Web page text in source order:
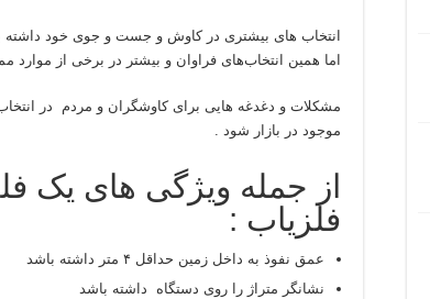
انتخاب‌ های بیشتری در کاوش و جست و جوی خود داشته
اما همین انتخاب‌های فراوان و بیشتر در برخی از
مشکلات و دغدغه‌ هایی برای کاوشگران و مردم در
موجود در بازار شود .
از جمله ویژگی های یک
فلزیاب :
عمق نفوذ به داخل زمین حداقل ۴ متر داشته باشد
نشانگر متراژ را روی دستگاه داشته باشد